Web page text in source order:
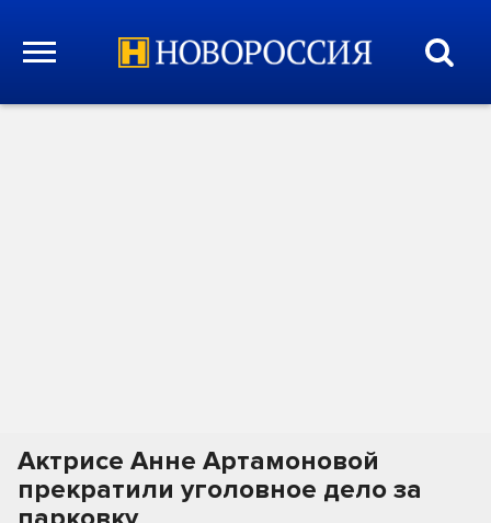
Актрисе Анне Артамоновой
прекратили уголовное дело за